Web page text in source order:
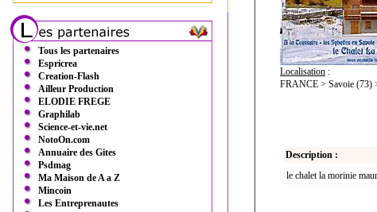
Tous les partenaires
Espricrea
Creation-Flash
Ailleur Production
ELODIE FREGE
Graphilab
Science-et-vie.net
NotoOn.com
Annuaire des Gites
Psdmag
Ma Maison de A a Z
Mincoin
Les Entreprenautes
Localisation :
FRANCE > Savoie (73)
Description :
le chalet la morinie